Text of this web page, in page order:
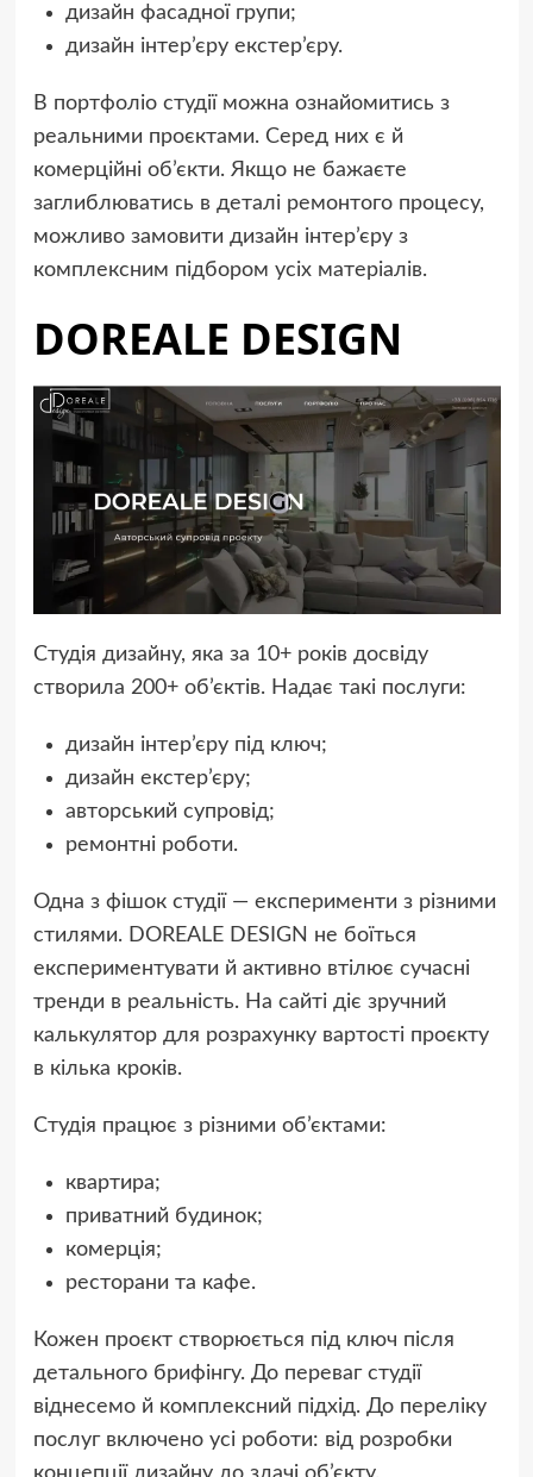
дизайн фасадної групи;
дизайн інтер’єру екстер’єру.
В портфоліо студії можна ознайомитись з
реальними проєктами. Серед них є й
комерційні об’єкти. Якщо не бажаєте
заглиблюватись в деталі ремонтого процесу,
можливо замовити дизайн інтер’єру з
комплексним підбором усіх матеріалів.
DOREALE DESIGN
Студія дизайну, яка за 10+ років досвіду
створила 200+ об’єктів. Надає такі послуги:
дизайн інтер’єру під ключ;
дизайн екстер’єру;
авторський супровід;
ремонтні роботи.
Одна з фішок студії — експерименти з різними
стилями. DOREALE DESIGN не боїться
експериментувати й активно втілює сучасні
тренди в реальність. На сайті діє зручний
калькулятор для розрахунку вартості проєкту
в кілька кроків.
Студія працює з різними об’єктами:
квартира;
приватний будинок;
комерція;
ресторани та кафе.
Кожен проєкт створюється під ключ після
детального брифінгу. До переваг студії
віднесемо й комплексний підхід. До переліку
послуг включено усі роботи: від розробки